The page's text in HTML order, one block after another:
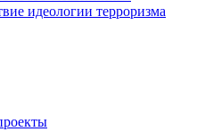
идеологии терроризма